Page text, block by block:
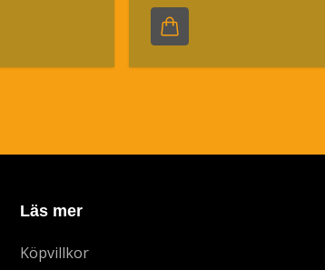
Läs mer
Köpvillkor